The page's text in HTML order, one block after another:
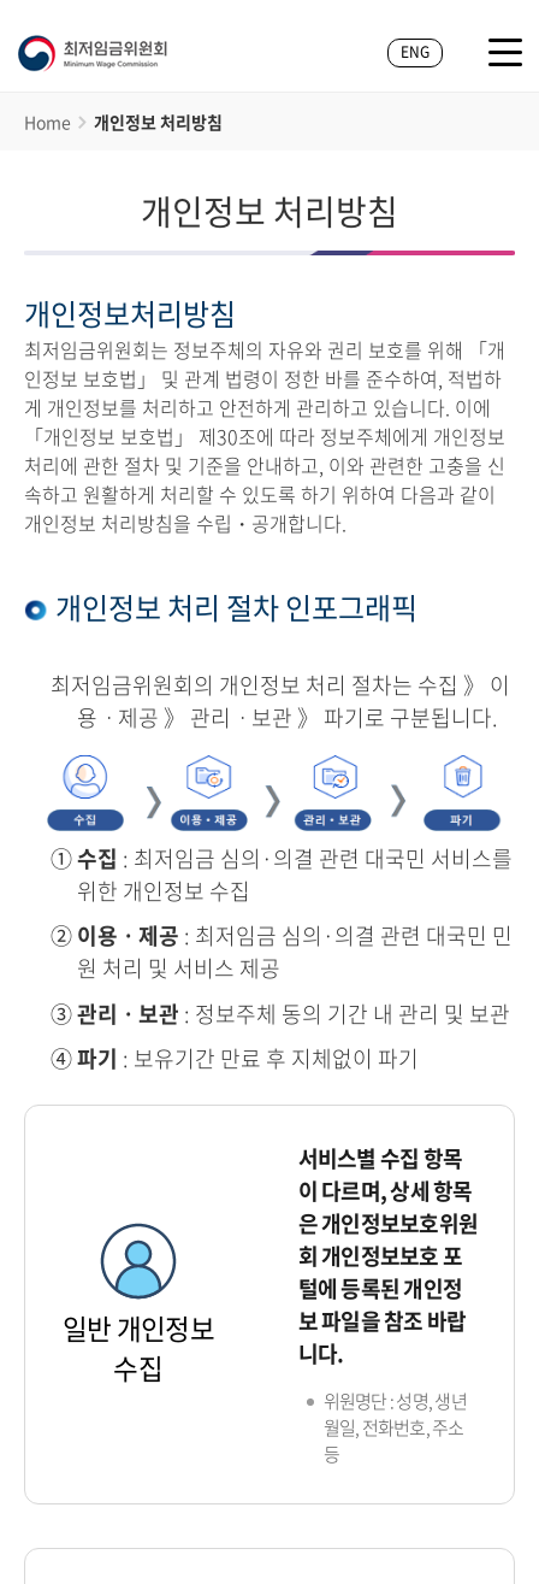
ENG
Home 개인정보 처리방침
개인정보 처리방침
개인정보처리방침
최저임금위원회는 정보주체의 자유와 권리 보호를 위해 「개
인정보 보호법」 및 관계 법령이 정한 바를 준수하여, 적법하
게 개인정보를 처리하고 안전하게 관리하고 있습니다. 이에
「개인정보 보호법」 제30조에 따라 정보주체에게 개인정보
처리에 관한 절차 및 기준을 안내하고, 이와 관련한 고충을 신
속하고 원활하게 처리할 수 있도록 하기 위하여 다음과 같이
개인정보 처리방침을 수립・공개합니다.
개인정보 처리 절차 인포그래픽
최저임금위원회의 개인정보 처리 절차는 수집 》 이
용ㆍ제공 》 관리ㆍ보관 》 파기로 구분됩니다.
①수집 : 최저임금 심의·의결 관련 대국민 서비스를
위한 개인정보 수집
② 이용ㆍ제공 : 최저임금 심의·의결 관련 대국민 민
원 처리 및 서비스 제공
③관리ㆍ보관 : 정보주체 동의 기간 내 관리 및 보관
④파기 : 보유기간 만료 후 지체없이 파기
일반 개인정보
수집
서비스별 수집 항목
이 다르며, 상세 항목
은 개인정보보호위원
회 개인정보보호 포
털에 등록된 개인정
보 파일을 참조 바랍
니다.
위원명단 : 성명, 생년
월일, 전화번호, 주소
등